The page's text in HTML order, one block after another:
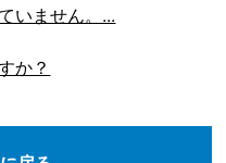
いません。...
か？